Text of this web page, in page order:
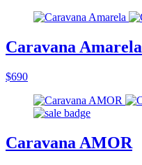
Caravana Amarela
$690
Caravana AMOR